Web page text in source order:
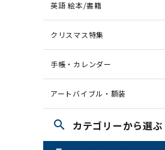
英語 絵本/書籍
クリスマス特集
手帳・カレンダー
アートバイブル・額装
search カテゴリーから選ぶ